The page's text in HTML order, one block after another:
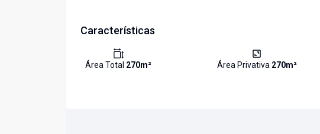
Características
Área Total 270m² Área Privativa 270m²